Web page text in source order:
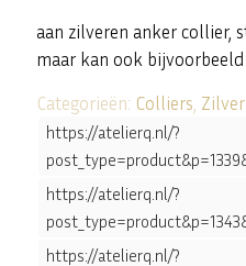
aan zilveren anker collier,
maar kan ook bijvoorbeeld
Categorieën: Colliers Zilver
https://atelierq.nl/?
https://atelierq.nl/?
https://atelierq.nl/?